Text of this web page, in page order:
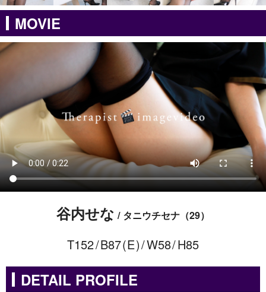
MOVIE
谷内せな タニウチセナ 29
152 87 E 58 85
DETAIL PROFILE